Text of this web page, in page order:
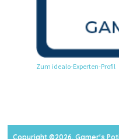
Zum idealo-Experten-Profil
Copyright ©2026. Gamer's